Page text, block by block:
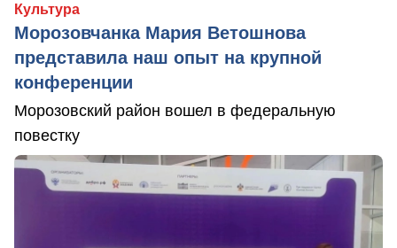
Культура
Морозовчанка Мария Ветошнова
представила наш опыт на крупной
конференции
Морозовский район вошел в федеральную
повестку